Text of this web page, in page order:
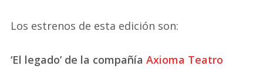
Los estrenos de esta edición son:
‘El legado’ de la compañía Axioma Teatro